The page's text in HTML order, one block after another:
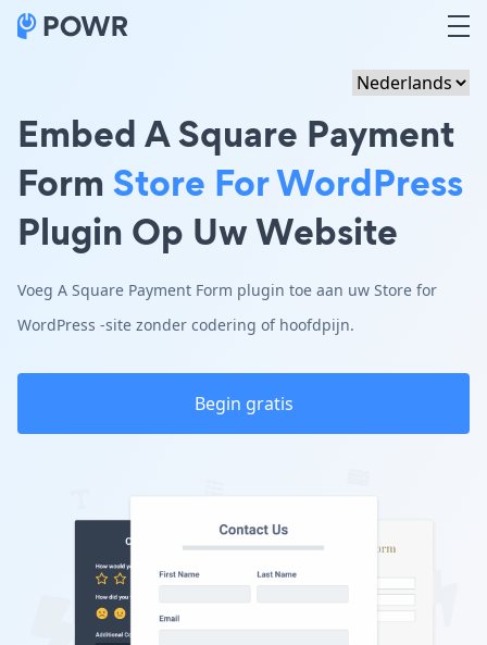
Embed A Square Payment
Form Store For WordPress
Plugin Op Uw Website
Voeg A Square Payment Form plugin toe aan uw Store for
WordPress -site zonder codering of hoofdpijn.
Begin gratis